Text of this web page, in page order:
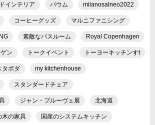
インテリア バウム milanosalneo2022
コーヒーグッズ マルニファニシング
素敵なバスルーム Royal Copenhagen
ン トークイベント トーヨーキッチンすt
タボダ my kitchenhouse
スタンダードチェア
ジャン・プルーヴェ展 北海道
木の家具 国産のシステムキッチン